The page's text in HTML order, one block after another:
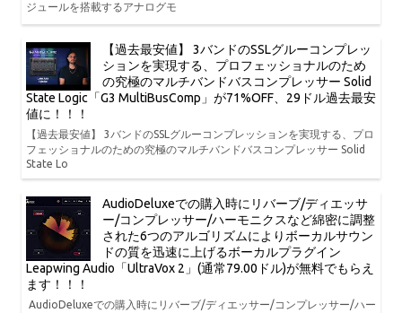
ジュールを搭載するアナログモ
【過去最安値】 3バンドのSSLグルーコンプレッ
ションを実現する、プロフェッショナルのため
の究極のマルチバンドバスコンプレッサー Solid
State Logic「G3 MultiBusComp」が71%OFF、29ドル過去最安
値に！！！
【過去最安値】 3バンドのSSLグルーコンプレッションを実現する、プロ
フェッショナルのための究極のマルチバンドバスコンプレッサー Solid
State Lo
AudioDeluxeでの購入時にリバーブ/ディエッサ
ー/コンプレッサー/ハーモニクスなど綿密に調整
された6つのアルゴリズムによりボーカルサウン
ドの質を迅速に上げるボーカルプラグイン
Leapwing Audio「UltraVox 2」(通常79.00ドル)が無料でもらえ
ます！！！
AudioDeluxeでの購入時にリバーブ/ディエッサー/コンプレッサー/ハー